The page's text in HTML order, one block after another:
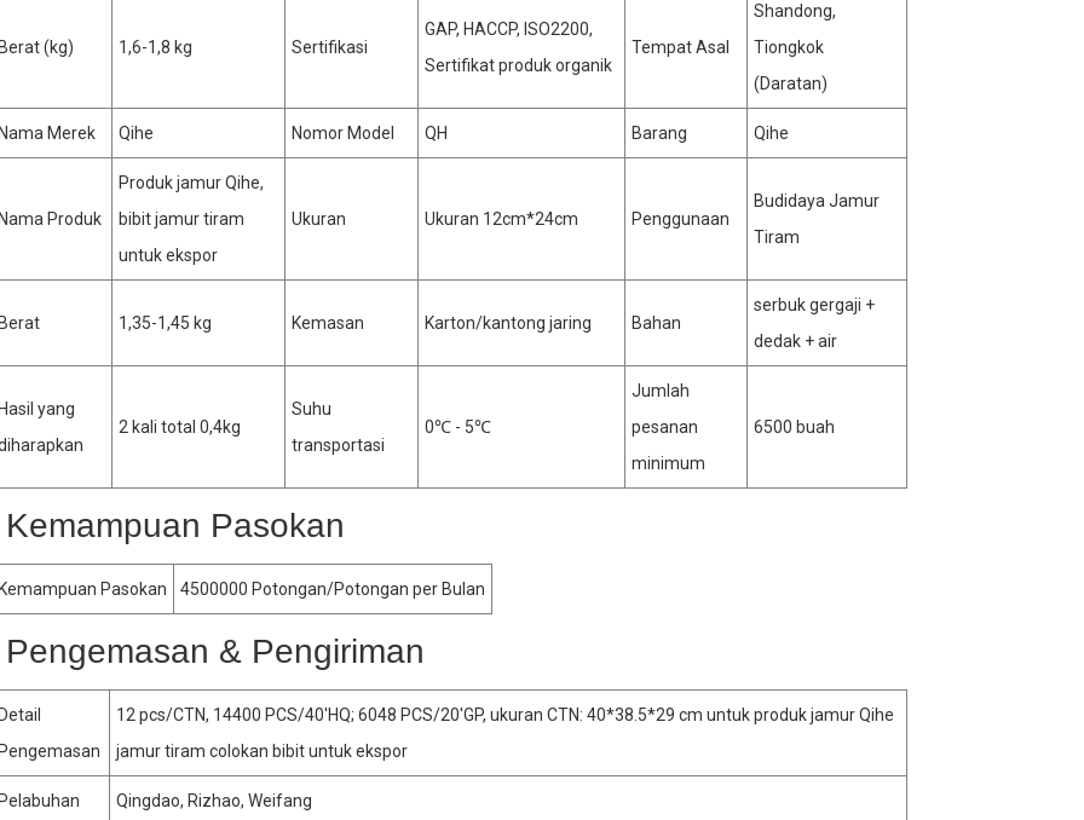
Berat (kg) 1,6-1,8 kg Sertifikasi
GAP, HACCP, ISO2200,
Sertifikat produk organik
Tempat Asal
Shandong,
Tiongkok
(Daratan)
Nama Merek Qihe Nomor Model QH Barang Qihe
Nama Produk
Produk jamur Qihe,
bibit jamur tiram
untuk ekspor
Ukuran Ukuran 12cm*24cm Penggunaan
Budidaya Jamur
Tiram
Berat 1,35-1,45 kg Kemasan Karton/kantong jaring Bahan
serbuk gergaji +
dedak + air
Hasil yang
2 kali total 0,4kg
Suhu
transportasi
0℃ - 5℃
Jumlah
pesanan
minimum
6500 buah
Kemampuan Pasokan
Kemampuan Pasokan 4500000 Potongan/Potongan per Bulan
Pengemasan & Pengiriman
Detail
Pengemasan
12 pcs/CTN, 14400 PCS/40′HQ; 6048 PCS/20′GP, ukuran CTN: 40*38.5*29 cm untuk produk jamur Qihe
jamur tiram colokan bibit untuk ekspor
Pelabuhan Qingdao, Rizhao, Weifang